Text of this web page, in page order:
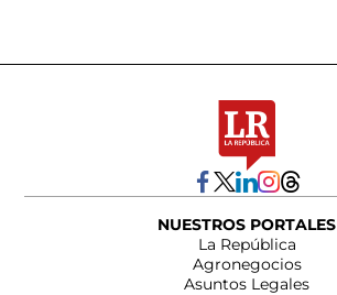
NUESTROS PORTALES
La República
Agronegocios
Asuntos Legales